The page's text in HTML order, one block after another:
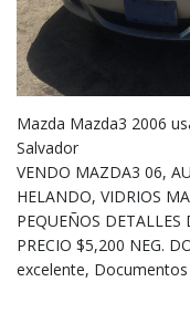
Mazda Mazda3 2006
Salvador
VENDO MAZDA3 06,
HELANDO, VIDRIOS
PEQUEÑOS
PRECIO $5,200 NEG.
excelente,